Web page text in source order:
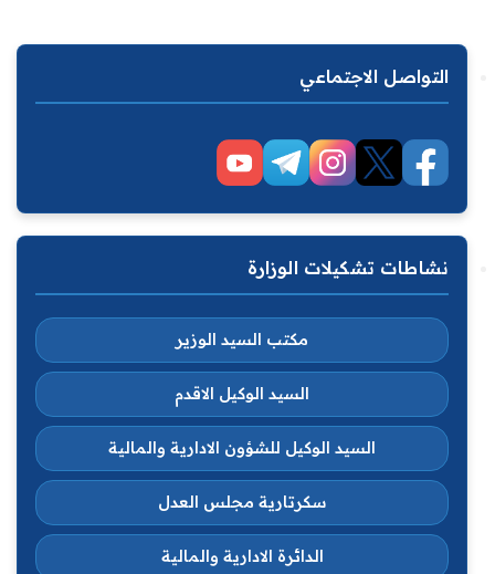
التواصل الاجتماعي
نشاطات تشكيلات الوزارة
مكتب السيد الوزير
السيد الوكيل الاقدم
السيد الوكيل للشؤون الادارية والمالية
سكرتارية مجلس العدل
الدائرة الادارية والمالية